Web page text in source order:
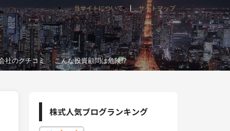
当サイトについて サイトマップ
社のクチコミ こんな投資顧問は危険!?
株式人気ブログランキング